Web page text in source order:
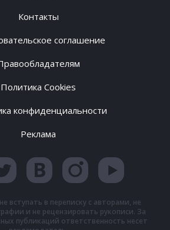
Контакты
соглашение
Политика Cookies
конфиденциальности
Реклама
вступать в переписку с авторами, не
и не рецензировать рукописи. За
публикаций ответственность несет